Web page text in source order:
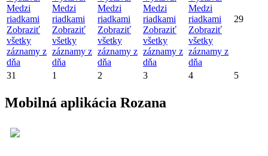
Medzi
riadkami
Zobraziť
všetky
záznamy z
dňa
Medzi
riadkami
Zobraziť
všetky
záznamy z
dňa
Medzi
riadkami
Zobraziť
všetky
záznamy z
dňa
Medzi
riadkami
Zobraziť
všetky
záznamy z
dňa
Medzi
riadkami
Zobraziť
všetky
záznamy z
dňa
29
31 1 2 3 4 5
Mobilná aplikácia Rozana